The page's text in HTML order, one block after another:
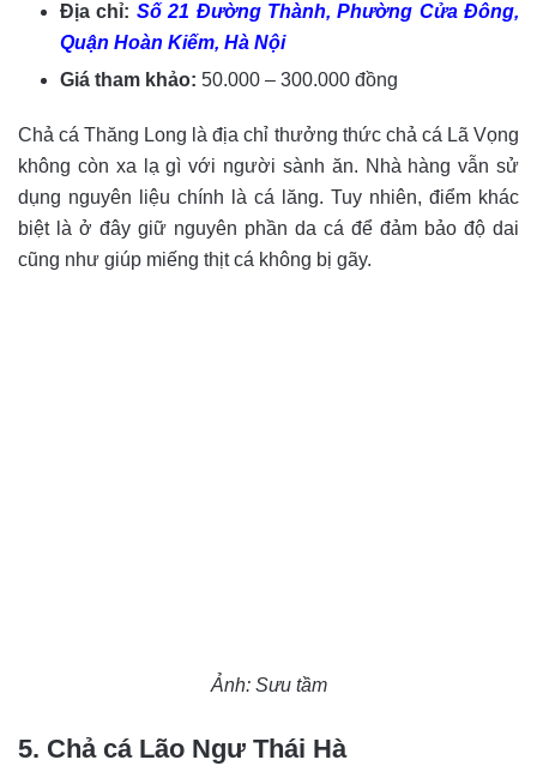
Địa chỉ: Số 21 Đường Thành, Phường Cửa Đông,
Quận Hoàn Kiếm, Hà Nội
Giá tham khảo: 50.000 – 300.000 đồng
Chả cá Thăng Long là địa chỉ thưởng thức chả cá Lã Vọng
không còn xa lạ gì với người sành ăn. Nhà hàng vẫn sử
dụng nguyên liệu chính là cá lăng. Tuy nhiên, điểm khác
biệt là ở đây giữ nguyên phần da cá để đảm bảo độ dai
cũng như giúp miếng thịt cá không bị gãy.
Ảnh: Sưu tầm
5. Chả cá Lão Ngư Thái Hà